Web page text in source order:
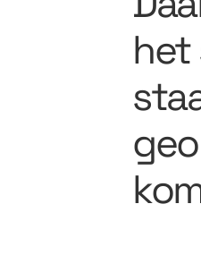
het